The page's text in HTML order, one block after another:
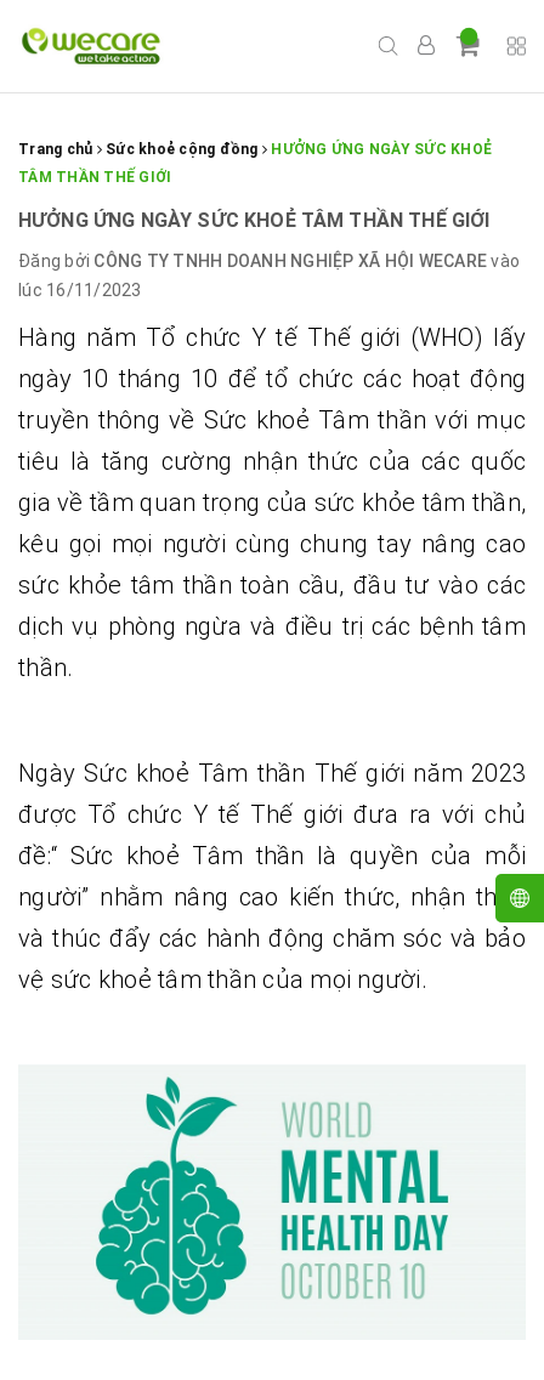
Trang chủ Sức khoẻ cộng đồng
HƯỞNG ỨNG NGÀY SỨC KHOẺ
TÂM THẦN THẾ GIỚI
HƯỞNG ỨNG NGÀY SỨC KHOẺ TÂM THẦN THẾ GIỚI
Đăng bởi CÔNG TY TNHH DOANH NGHIỆP XÃ HỘI WECAREvào
lúc 16/11/2023
Hàng năm Tổ chức Y tế Thế giới (WHO) lấy
ngày 10 tháng 10 để tổ chức các hoạt động
truyền thông về Sức khoẻ Tâm thần với mục
tiêu là tăng cường nhận thức của các quốc
gia về tầm quan trọng của sức khỏe tâm thần,
kêu gọi mọi người cùng chung tay nâng cao
sức khỏe tâm thần toàn cầu, đầu tư vào các
dịch vụ phòng ngừa và điều trị các bệnh tâm
thần.
Ngày Sức khoẻ Tâm thần Thế giới năm 2023
được Tổ chức Y tế Thế giới đưa ra với chủ
đề:“ Sức khoẻ Tâm thần là quyền của mỗi
người” nhằm nâng cao kiến thức, nhận thức
và thúc đẩy các hành động chăm sóc và bảo
vệ sức khoẻ tâm thần của mọi người.